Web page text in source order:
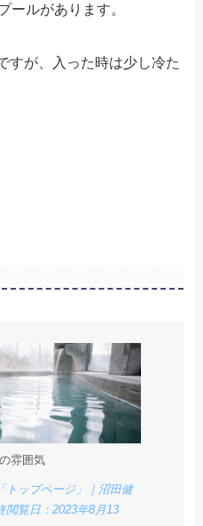
ールがあります。
すが、入った時は少し冷た
雰囲気
トップページ」｜沼田健
閲覧日：2023年8月13